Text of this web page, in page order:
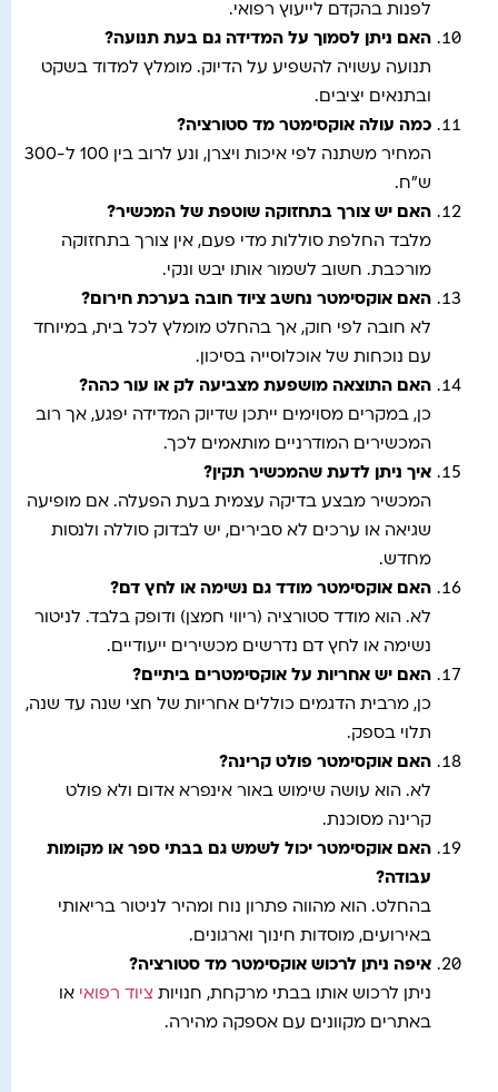
לפנות בהקדם לייעוץ רפואי.
האם ניתן לסמוך על המדידה גם בעת תנועה?
תנועה עשויה להשפיע על הדיוק. מומלץ למדוד בשקט
ובתנאים יציבים.
כמה עולה אוקסימטר מד סטורציה?
המחיר משתנה לפי איכות ויצרן, ונע לרוב בין 100 ל-300
ש"ח.
האם יש צורך בתחזוקה שוטפת של המכשיר?
מלבד החלפת סוללות מדי פעם, אין צורך בתחזוקה
מורכבת. חשוב לשמור אותו יבש ונקי.
האם אוקסימטר נחשב ציוד חובה בערכת חירום ?
לא חובה לפי חוק, אך בהחלט מומלץ לכל בית, במיוחד
עם נוכחות של אוכלוסייה בסיכון.
האם התוצאה מושפעת מצביעה לק או עור כהה?
כן, במקרים מסוימים ייתכן שדיוק המדידה יפגע, אך רוב
המכשירים המודרניים מותאמים לכך.
איך ניתן לדעת שהמכשיר תקין ?
המכשיר מבצע בדיקה עצמית בעת הפעלה. אם מופיעה
שגיאה או ערכים לא סבירים, יש לבדוק סוללה ולנסות
מחדש.
האם אוקסימטר מודד גם נשימה או לחץ דם ?
לא. הוא מודד סטורציה (ריווי חמצן) ודופק בלבד. לניטור
נשימה או לחץ דם נדרשים מכשירים ייעודיים.
האם יש אחריות על אוקסימטרים ביתיים ?
כן, מרבית הדגמים כוללים אחריות של חצי שנה עד שנה,
תלוי בספק.
האם אוקסימטר פולט קרינה?
לא. הוא עושה שימוש באור אינפרא אדום ולא פולט
קרינה מסוכנת.
האם אוקסימטר יכול לשמש גם בבתי ספר או מקומות
עבודה?
בהחלט. הוא מהווה פתרון נוח ומהיר לניטור בריאותי
באירועים, מוסדות חינוך וארגונים.
איפה ניתן לרכוש אוקסימטר מד סטורציה?
ניתן לרכוש אותו בבתי מרקחת, חנויות ציוד רפואי או
באתרים מקוונים עם אספקה מהירה.